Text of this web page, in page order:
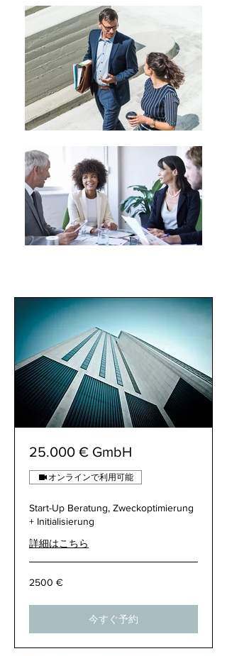
25.000 € GmbH
オンラインで利用可能
Start-Up Beratung, Zweckoptimierung
+ Initialisierung
詳細はこちら
2500
€
2500 €
今すぐ予約